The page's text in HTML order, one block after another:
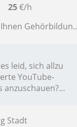
25€/h
bei - für Anfänger oder Fortgeschrittene
leid, sich allzu
YouTube-
anzuschauen?
Stadt